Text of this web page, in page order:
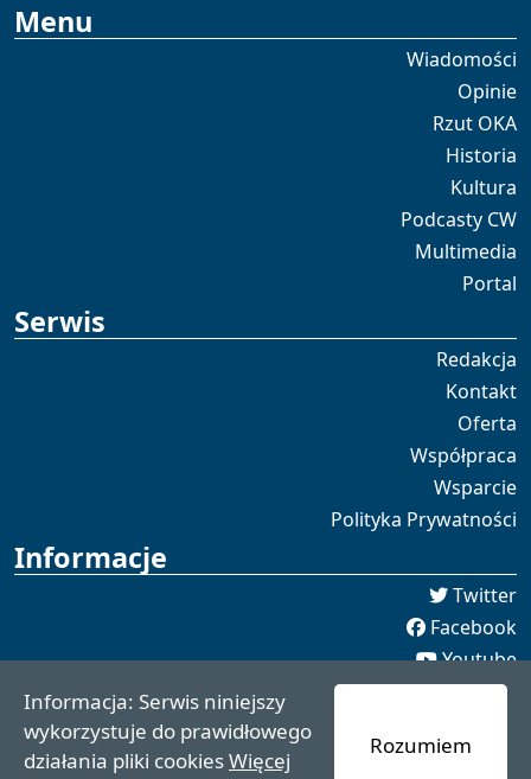
Menu
Wiadomości
Opinie
Rzut OKA
Historia
Kultura
Podcasty CW
Multimedia
Portal
Serwis
Redakcja
Kontakt
Oferta
Współpraca
Wsparcie
Polityka Prywatności
Informacje
Twitter
Facebook
Youtube
Spotify
redakcja [[]] czaswschodni.pl
czaswschodni.pl 2021 - 2025
Informacja: Serwis niniejszy
wykorzystuje do prawidłowego
działania pliki cookiesWięcej
Rozumiem